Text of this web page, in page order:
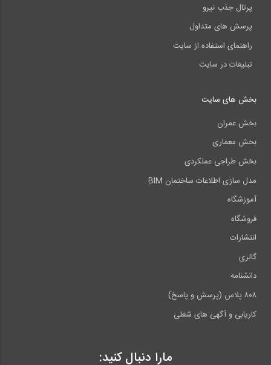
پرتال جذب نیرو
پرسش های متداول
راهنمای استفاده از سایت
تبلیغات در سایت
بخش های سایت
بخش عمران
بخش معماری
بخش طراحی عملکردی
مدل سازی اطلاعات ساختمان BIM
آموزشگاه
فروشگاه
انتشارات
گالری
دانشنامه
۸۰۸ پلاس (پرسش و پاسخ)
کاریابی و آگهی های شغلی
مارا دنبال کنید: